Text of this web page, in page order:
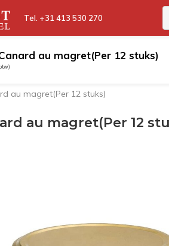
Tel. +31 413 530 270
Droge worst
au magret(Per 12 stuks)
au magret(Per 12
au magret(Per 12 stuks)